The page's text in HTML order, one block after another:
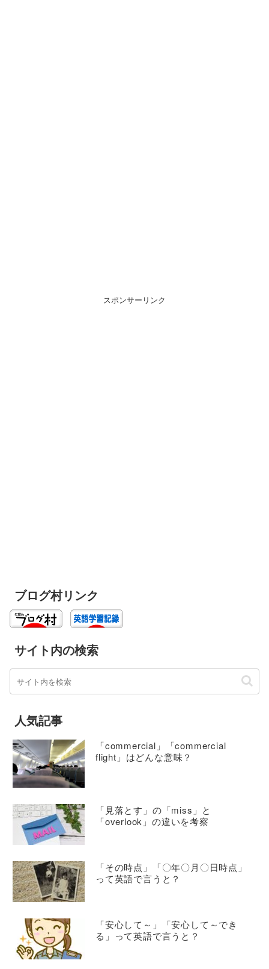
スポンサーリンク
ブログ村リンク
サイト内の検索
人気記事
「commercial」「commercial
flight」はどんな意味？
「見落とす」の「miss」と
「overlook」の違いを考察
「その時点」「〇年〇月〇日時点」
って英語で言うと？
「安心して～」「安心して～でき
る」って英語で言うと？